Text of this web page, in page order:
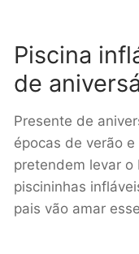
Piscina
de
Presente de
épocas de verão
pretendem levar o
piscininhas
pais vão amar